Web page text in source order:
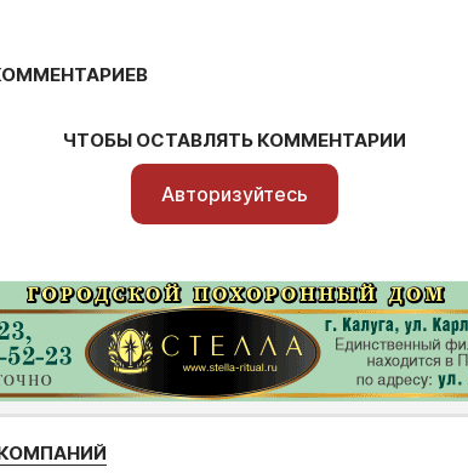
ЧТОБЫ ОСТАВЛЯТЬ КОММЕНТАРИИ
Авторизуйтесь